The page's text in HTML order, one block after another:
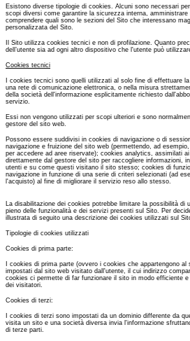
Esistono diverse tipologie di cookies. Alcuni sono necessari
scopi diversi come garantire la sicurezza interna,
comprendere quali sono le sezioni del Sito che interessano
personalizzata del Sito.
Il Sito utilizza cookies tecnici e non di profilazione. Quanto
dell’utente sia ad ogni altro dispositivo che l'utente può
Cookies tecnici
I cookies tecnici sono quelli utilizzati al solo fine di effettuare
una rete di comunicazione elettronica, o nella misura
della società dell'informazione esplicitamente richiesto
servizio.
Essi non vengono utilizzati per scopi ulteriori e sono
gestore del sito web.
Possono essere suddivisi in cookies di navigazione o di
navigazione e fruizione del sito web (permettendo, ad
per accedere ad aree riservate); cookies analytics, assimilati
direttamente dal gestore del sito per raccogliere informazioni,
utenti e su come questi visitano il sito stesso; cookies di
navigazione in funzione di una serie di criteri selezionati (ad
l'acquisto) al fine di migliorare il servizio reso allo stesso.
La disabilitazione dei cookies potrebbe limitare la possibilità di
pieno delle funzionalità e dei servizi presenti sul Sito. Per
illustrata di seguito una descrizione dei cookies utilizzati sul
Tipologie di cookies utilizzati
Cookies di prima parte:
I cookies di prima parte (ovvero i cookies che appartengono al
impostati dal sito web visitato dall'utente, il cui indirizzo
cookies ci permette di far funzionare il sito in modo efficiente
dei visitatori.
Cookies di terzi:
I cookies di terzi sono impostati da un dominio differente da
visita un sito e una società diversa invia l'informazione
di terze parti.